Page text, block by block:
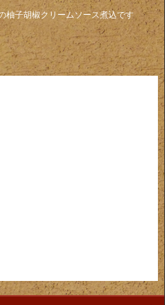
柚子胡椒クリームソース煮込です